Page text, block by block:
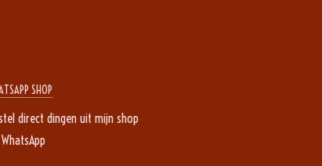
SHOP
direct dingen uit mijn shop